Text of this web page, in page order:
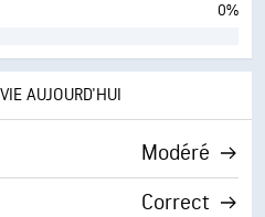
0%
AUJOURD'HUI
Modéré
Correct